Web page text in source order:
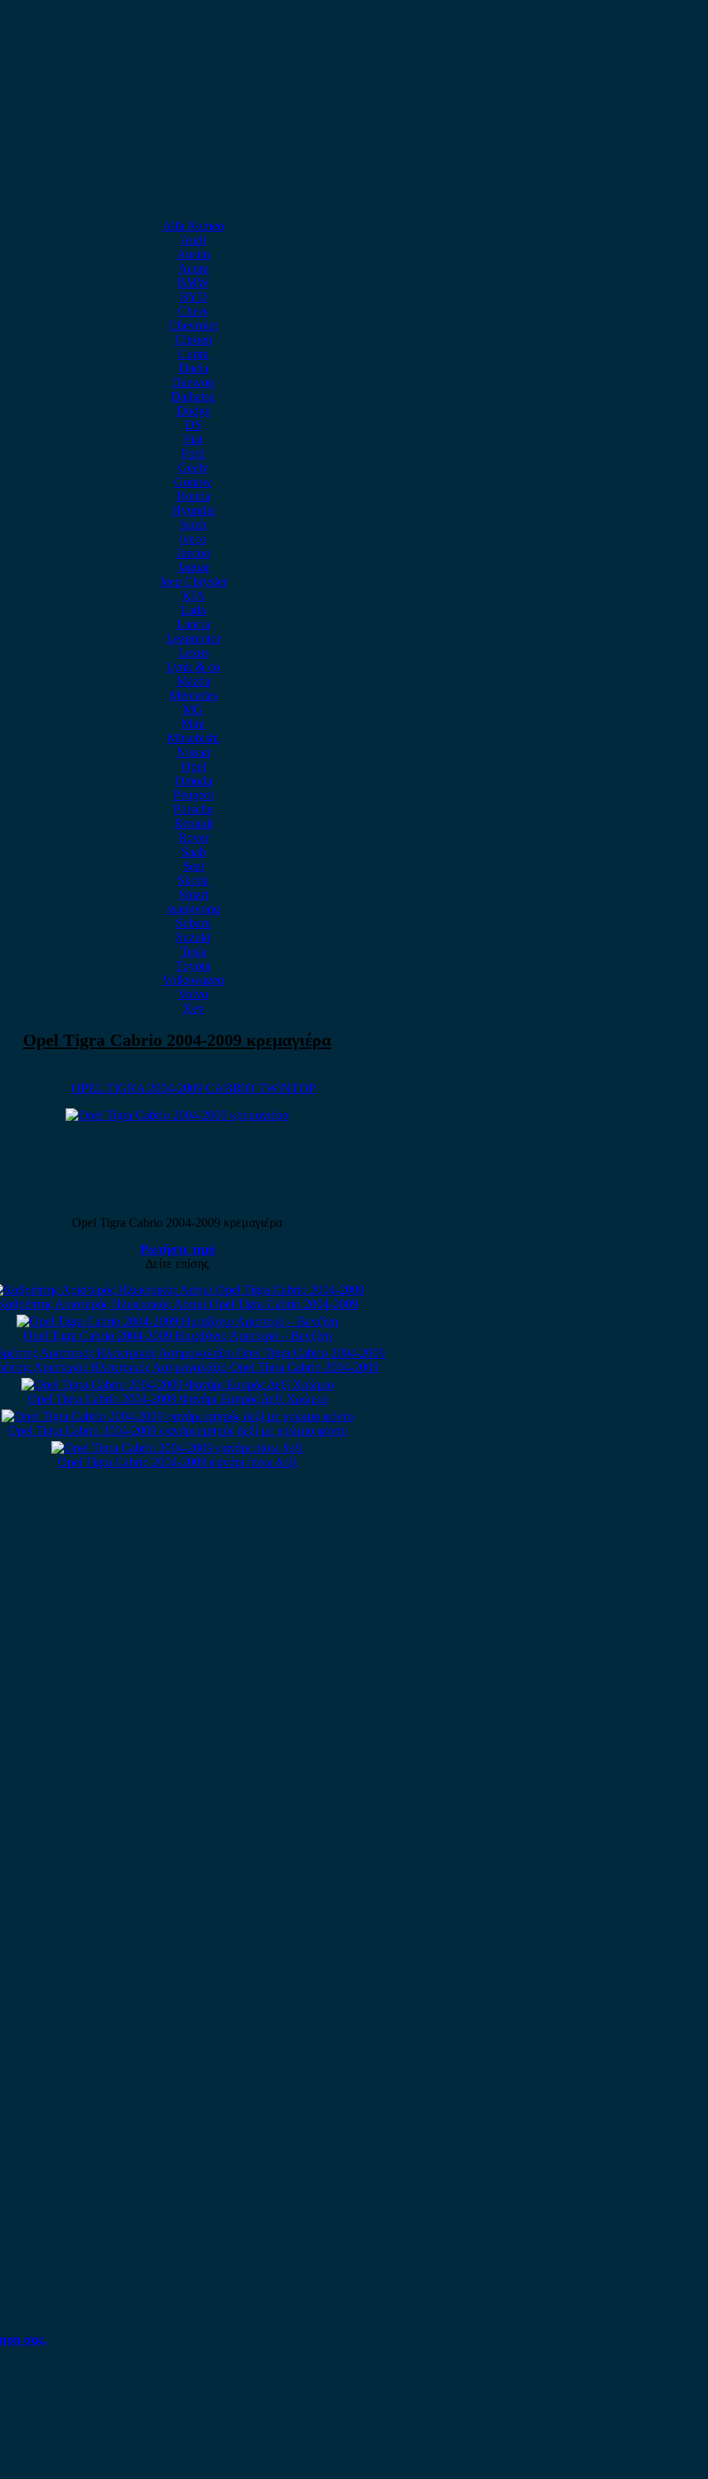
Alfa Romeo
Audi
Austin
Acura
BMW
BYD
Chery
Chevrolet
Citroen
Cupra
Dacia
Daewoo
Daihatsu
Dodge
DS
Fiat
Ford
Geely
Gonow
Honda
Hyundai
Isuzu
iveco
Jaecoo
Jaguar
Jeep Chrysler
KIA
Lada
Lancia
Leapmotor
Lexus
Lynk & co
Mazda
Mercedes
MG
Mini
Mitsubishi
Nissan
Opel
Omoda
Peugeot
Porsche
Renault
Rover
Saab
Seat
Skoda
Smart
ssangyong
Subaru
Suzuki
Tesla
Toyota
Volkswagen
Volvo
Xev
Opel Tigra Cabrio 2004-2009 κρεμαγιέρα
OPEL TIGRA 2004-2009 CABRIO TWINTOP
Opel Tigra Cabrio 2004-2009 κρεμαγιέρα
Ρωτήστε τιμή
Δείτε επίσης
Αριστερός Ηλεκτρικός Ασημί Opel Tigra Cabrio 2004-2009
Opel Tigra Cabrio 2004-2009 Ημιαξόνιο Αριστερό – Βενζίνη
Αριστερός Ηλεκτρικός Ασημογαλάζιο Opel Tigra Cabrio 2004-2009
Opel Tigra Cabrio 2004-2009 Φανάρι Εμπρός Δεξί Χρώμιο
Opel Tigra Cabrio 2004-2009 φανάρι εμπρός δεξί με χρώμιο φόντο
Opel Tigra Cabrio 2004-2009 φανάρι πίσω δεξί
σας.